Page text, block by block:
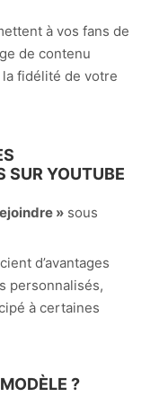
à vos fans de
de contenu
fidélité de votre
SUR YOUTUBE
»sous
d’avantages
personnalisés,
à certaines
?